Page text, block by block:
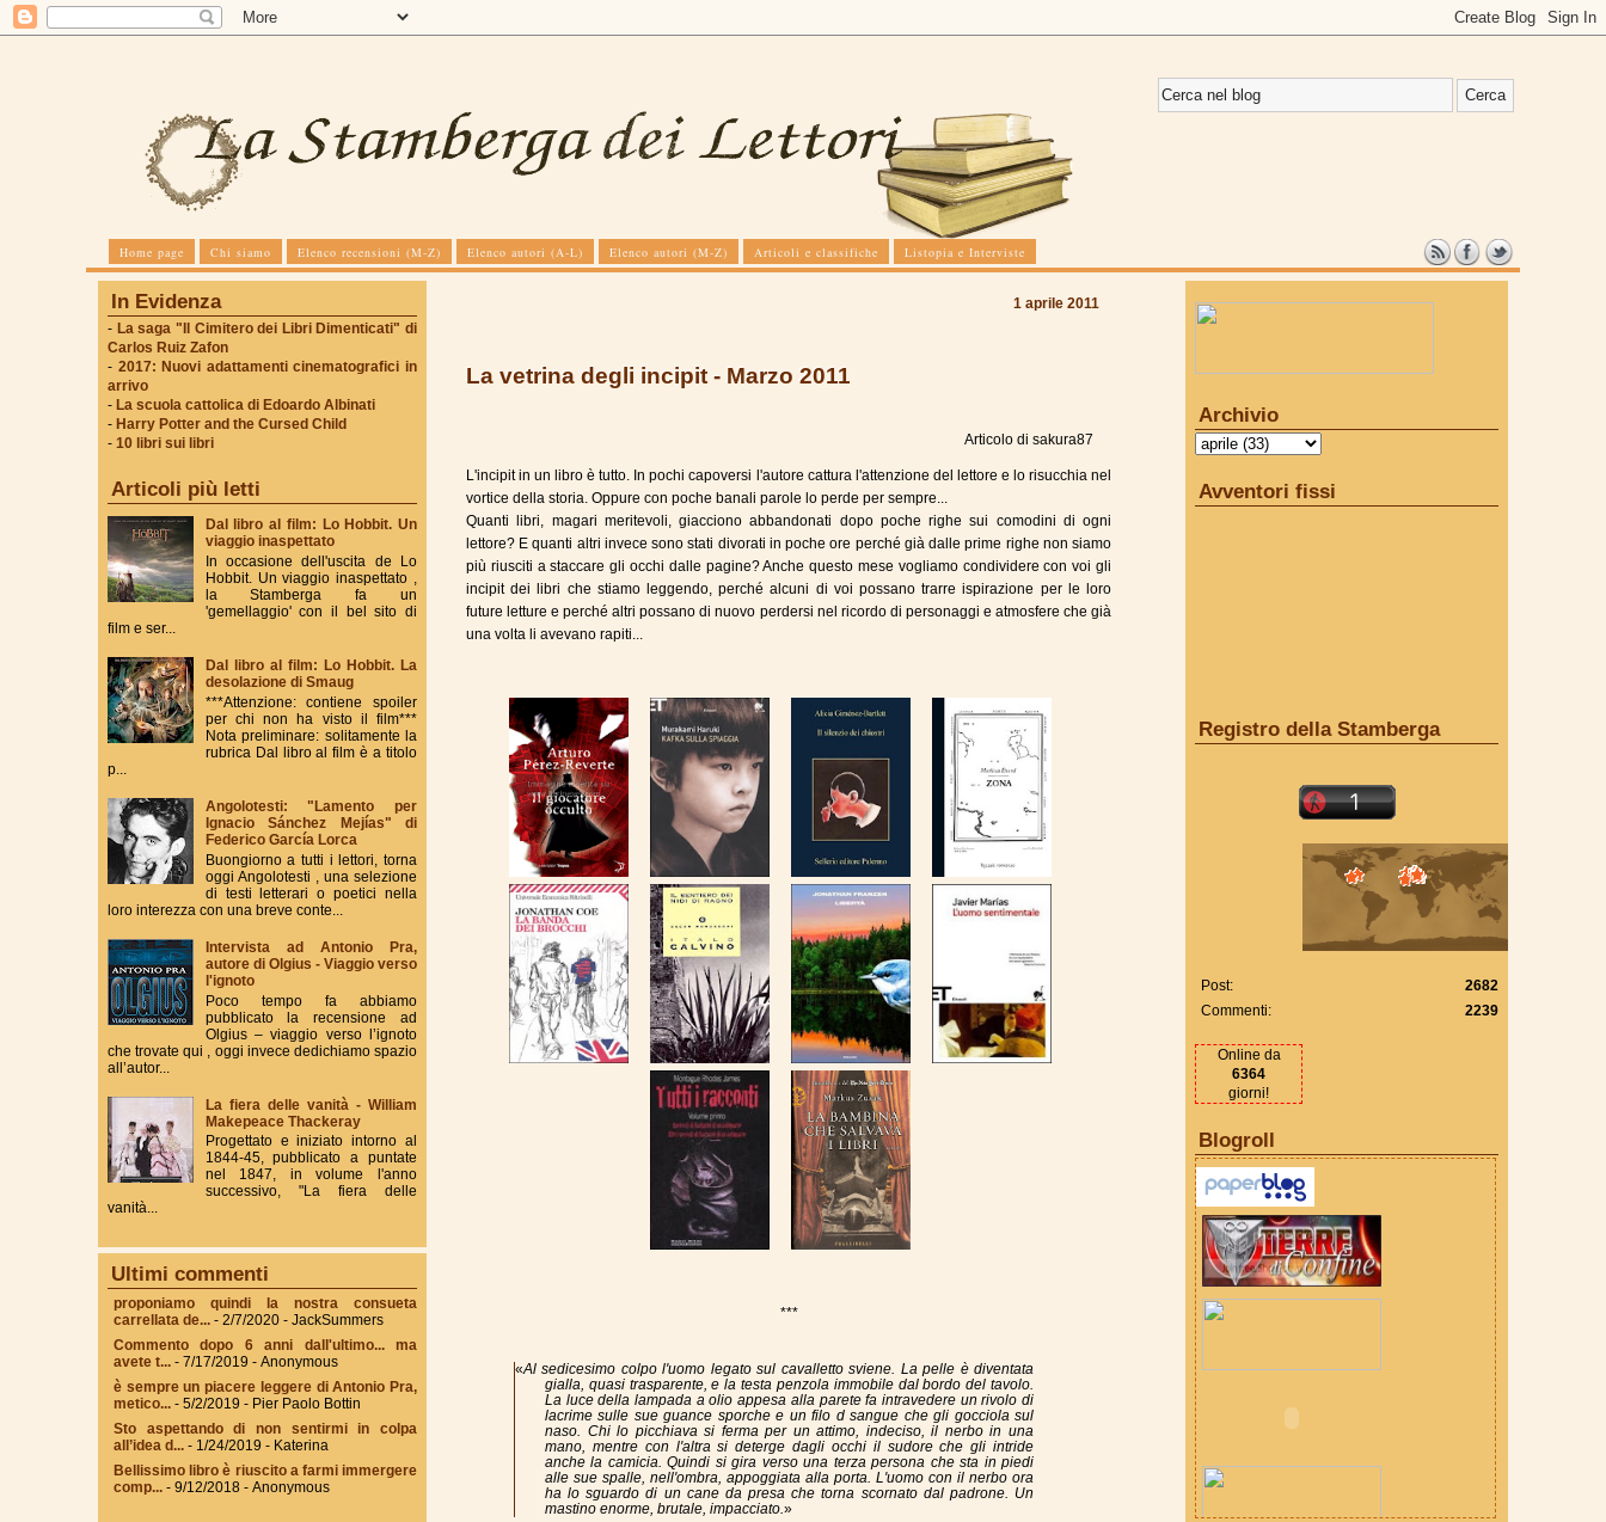
Home page Chi siamo Elenco recensioni (M-Z) Elenco autori (A-L) Elenco autori (M-Z) Articoli e classifiche Listopia e Interviste
In Evidenza
- La saga "Il Cimitero dei Libri Dimenticati" di
Carlos Ruiz Zafon
- 2017: Nuovi adattamenti cinematografici in
arrivo
- La scuola cattolica di Edoardo Albinati
- Harry Potter and the Cursed Child
- 10 libri sui libri
Articoli più letti
Dal libro al film: Lo Hobbit. Un
viaggio inaspettato
In occasione dell'uscita de Lo
Hobbit. Un viaggio inaspettato ,
la Stamberga fa un
'gemellaggio' con il bel sito di
film e ser...
Dal libro al film: Lo Hobbit. La
desolazione di Smaug
***Attenzione: contiene spoiler
per chi non ha visto il film***
Nota preliminare: solitamente la
rubrica Dal libro al film è a titolo
p...
Angolotesti: "Lamento per
Ignacio Sánchez Mejías" di
Federico García Lorca
Buongiorno a tutti i lettori, torna
oggi Angolotesti , una selezione
di testi letterari o poetici nella
loro interezza con una breve conte...
Intervista ad Antonio Pra,
autore di Olgius - Viaggio verso
l'ignoto
Poco tempo fa abbiamo
pubblicato la recensione ad
Olgius – viaggio verso l’ignoto
che trovate qui , oggi invece dedichiamo spazio
all’autor...
La fiera delle vanità - William
Makepeace Thackeray
Progettato e iniziato intorno al
1844-45, pubblicato a puntate
nel 1847, in volume l'anno
successivo, "La fiera delle
vanità...
Ultimi commenti
proponiamo quindi la nostra consueta
carrellata de... - 2/7/2020 - JackSummers
Commento dopo 6 anni dall'ultimo... ma
avete t... - 7/17/2019 - Anonymous
è sempre un piacere leggere di Antonio Pra,
metico... - 5/2/2019 - Pier Paolo Bottin
Sto aspettando di non sentirmi in colpa
all’idea d... - 1/24/2019 - Katerina
Bellissimo libro è riuscito a farmi immergere
comp... - 9/12/2018 - Anonymous
1 aprile 2011
La vetrina degli incipit - Marzo 2011
Articolo di sakura87
L'incipit in un libro è tutto. In pochi capoversi l'autore cattura l'attenzione del lettore e lo risucchia nel
vortice della storia. Oppure con poche banali parole lo perde per sempre...
Quanti libri, magari meritevoli, giacciono abbandonati dopo poche righe sui comodini di ogni
lettore? E quanti altri invece sono stati divorati in poche ore perché già dalle prime righe non siamo
più riusciti a staccare gli occhi dalle pagine? Anche questo mese vogliamo condividere con voi gli
incipit dei libri che stiamo leggendo, perché alcuni di voi possano trarre ispirazione per le loro
future letture e perché altri possano di nuovo perdersi nel ricordo di personaggi e atmosfere che già
una volta li avevano rapiti...
***
«Al sedicesimo colpo l'uomo legato sul cavalletto sviene. La pelle è diventata
gialla, quasi trasparente, e la testa penzola immobile dal bordo del tavolo.
La luce della lampada a olio appesa alla parete fa intravedere un rivolo di
lacrime sulle sue guance sporche e un filo d sangue che gli gocciola sul
naso. Chi lo picchiava si ferma per un attimo, indeciso, il nerbo in una
mano, mentre con l'altra si deterge dagli occhi il sudore che gli intride
anche la camicia. Quindi si gira verso una terza persona che sta in piedi
alle sue spalle, nell'ombra, appoggiata alla porta. L'uomo con il nerbo ora
ha lo sguardo di un cane da presa che torna scornato dal padrone. Un
mastino enorme, brutale, impacciato.»
Archivio
Avventori fissi
Registro della Stamberga
Post:
2682
Commenti:
2239
Online da
6364
giorni!
Blogroll